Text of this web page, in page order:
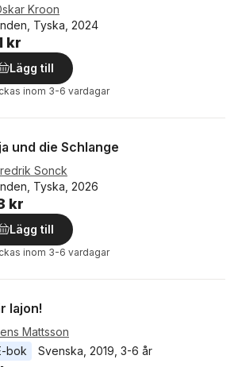
Kroon
Tyska, 2024
kr
Lägg till
inom 3-6 vardagar
und die Schlange
Sonck
Tyska, 2026
kr
Lägg till
inom 3-6 vardagar
lajon!
Mattsson
bok
Svenska 2019 3-6 år